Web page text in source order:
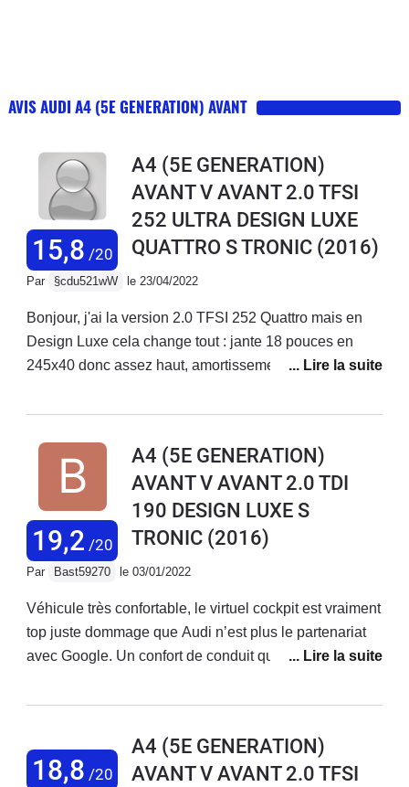
AVIS AUDI A4 (5E GENERATION) AVANT
15,8 /20
A4 (5E GENERATION)
AVANT V AVANT 2.0 TFSI
252 ULTRA DESIGN LUXE
QUATTRO S TRONIC (2016)
Par §cdu521wW le 23/04/2022
Bonjour, j'ai la version 2.0 TFSI 252 Quattro mais en
Design Luxe cela change tout : jante 18 pouces en
245x40 donc assez haut, amortissement confort, siege
bien plus reactive que sur la A1 1.8 Tfsi ( de ma femme
douceur et dans un silence surprenant ( vitre AV
feuilletée ). Pour autant le chrono est seul juge 26 s au
1000 m et 5.9 s au 0 a 100 meme la BMW 330 i est
battue....Trés bonne routiere confortable tout en etant
dynamique, silencieuse.Pour moi c'est le compromis
ideale entre la BMW et la Mercedes.Bonne route CD
19,2 /20
A4 (5E GENERATION)
AVANT V AVANT 2.0 TDI
190 DESIGN LUXE S
TRONIC (2016)
Par Bast59270 le 03/01/2022
Véhicule très confortable, le virtuel cockpit est vraiment
top juste dommage que Audi n’est plus le partenariat
avec Google. Un confort de conduit qui m’a
vraiment très bien avec une gestion du véhicule via le
pour peut de fonctionnalité. Autrement la véritable
deutsche qualité
18,8 /20
A4 (5E GENERATION)
AVANT V AVANT 2.0 TFSI